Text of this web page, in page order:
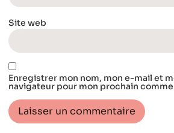
Site web
Enregistrer mon nom, mon e-mail et
navigateur pour mon prochain